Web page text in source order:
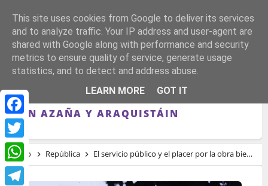
Facebook
Twitter
WhatsApp
EL SERVICIO PÚBLICO Y EL PLACER POR
LA OBRA BIEN HECHA: REFLEXIONANDO
CON AZAÑA Y ARAQUISTÁIN
Inicio República El servicio público y el placer por la obra bien hecha: reflexionando con Azaña y Araquistáin
This site uses cookies from Google to deliver its services
and to analyze traffic. Your IP address and user-agent are
shared with Google along with performance and security
metrics to ensure quality of service, generate usage
statistics, and to detect and address abuse.
LEARN MORE
GOT IT